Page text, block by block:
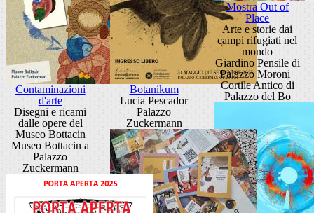
Contaminazioni
d'arte
Disegni e ricami
dalle opere del
Museo Bottacin
Museo Bottacin a
Palazzo
Zuckermann
Botanikum
Lucia Pescador
Palazzo
Zuckermann
Mostra Out of
Place
Arte e storie dai
campi rifugiati nel
mondo
Giardino Pensile di
Palazzo Moroni |
Cortile Antico di
Palazzo del Bo